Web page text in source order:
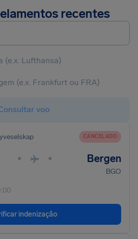
recentes
voo
CANCELADO
• • Bergen
BGO
indenização